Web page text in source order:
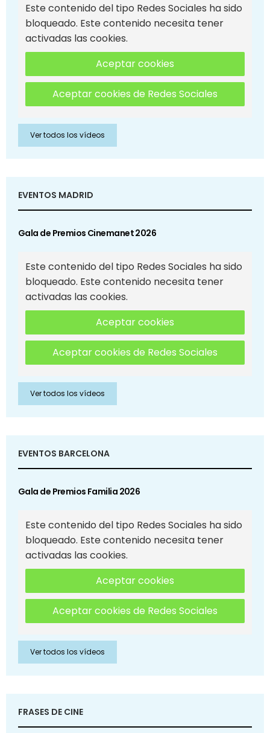
Este contenido del tipo Redes Sociales ha sido
bloqueado. Este contenido necesita tener
activadas las cookies.
Aceptar cookies
Aceptar cookies de Redes Sociales
Ver todos los vídeos
EVENTOS MADRID
Gala de Premios Cinemanet 2026
Este contenido del tipo Redes Sociales ha sido
bloqueado. Este contenido necesita tener
activadas las cookies.
Aceptar cookies
Aceptar cookies de Redes Sociales
Ver todos los vídeos
EVENTOS BARCELONA
Gala de Premios Familia 2026
Este contenido del tipo Redes Sociales ha sido
bloqueado. Este contenido necesita tener
activadas las cookies.
Aceptar cookies
Aceptar cookies de Redes Sociales
Ver todos los vídeos
FRASES DE CINE